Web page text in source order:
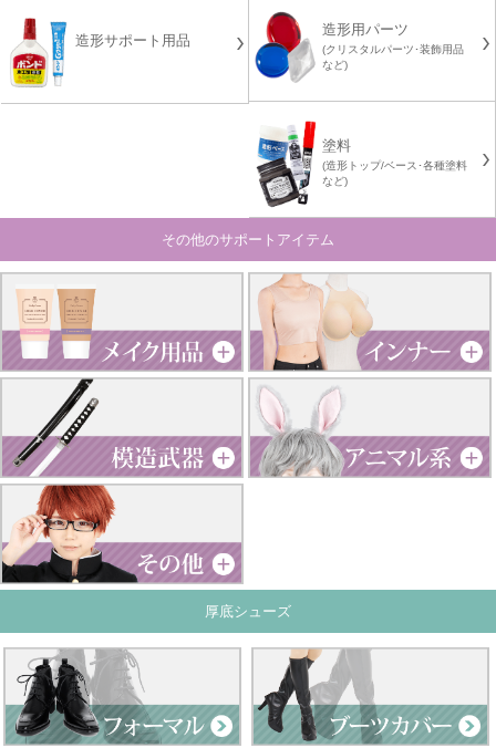
造形サポート用品
造形用パーツ
(クリスタルパーツ･装飾用品
など)
塗料
(造形トップ/ベース･各種塗料
など)
その他のサポートアイテム
厚底シューズ